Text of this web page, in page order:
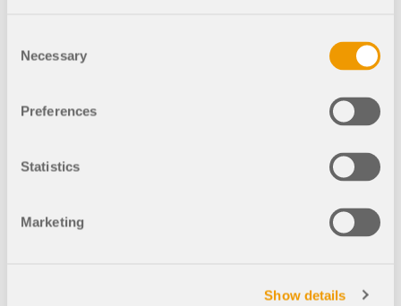
Selection
Necessary
Preferences
Statistics
Marketing
Show details
Инструмент геозоны
Онлайн-сервис Dlubal предоставляет карты зон для
быстрого определения снеговых нагрузок, скоростей